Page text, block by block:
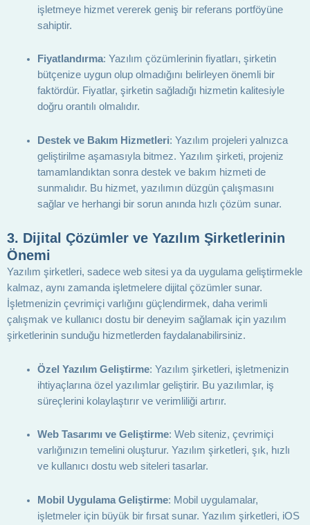
işletmeye hizmet vererek geniş bir referans portföyüne
sahiptir.
Fiyatlandırma: Yazılım çözümlerinin fiyatları, şirketin
bütçenize uygun olup olmadığını belirleyen önemli bir
faktördür. Fiyatlar, şirketin sağladığı hizmetin kalitesiyle
doğru orantılı olmalıdır.
Destek ve Bakım Hizmetleri: Yazılım projeleri yalnızca
geliştirilme aşamasıyla bitmez. Yazılım şirketi, projeniz
tamamlandıktan sonra destek ve bakım hizmeti de
sunmalıdır. Bu hizmet, yazılımın düzgün çalışmasını
sağlar ve herhangi bir sorun anında hızlı çözüm sunar.
3. Dijital Çözümler ve Yazılım Şirketlerinin
Önemi
Yazılım şirketleri, sadece web sitesi ya da uygulama geliştirmekle
kalmaz, aynı zamanda işletmelere dijital çözümler sunar.
İşletmenizin çevrimiçi varlığını güçlendirmek, daha verimli
çalışmak ve kullanıcı dostu bir deneyim sağlamak için yazılım
şirketlerinin sunduğu hizmetlerden faydalanabilirsiniz.
Özel Yazılım Geliştirme: Yazılım şirketleri, işletmenizin
ihtiyaçlarına özel yazılımlar geliştirir. Bu yazılımlar, iş
süreçlerini kolaylaştırır ve verimliliği artırır.
Web Tasarımı ve Geliştirme: Web siteniz, çevrimiçi
varlığınızın temelini oluşturur. Yazılım şirketleri, şık, hızlı
ve kullanıcı dostu web siteleri tasarlar.
Mobil Uygulama Geliştirme: Mobil uygulamalar,
işletmeler için büyük bir fırsat sunar. Yazılım şirketleri, iOS